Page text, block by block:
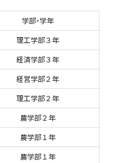
学部・学年
理工学部３年
経済学部３年
経営学部２年
理工学部２年
農学部２年
農学部１年
農学部１年